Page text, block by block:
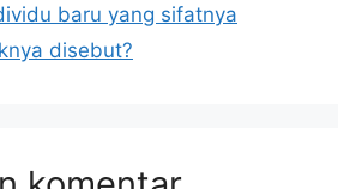
baru yang sifatnya
disebut?